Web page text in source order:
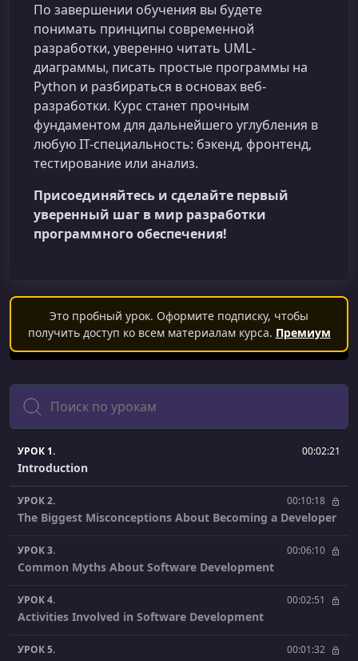
По завершении обучения вы будете
понимать принципы современной
разработки, уверенно читать UML-
диаграммы, писать простые программы на
Python и разбираться в основах веб-
разработки. Курс станет прочным
фундаментом для дальнейшего углубления в
любую IT-специальность: бэкенд, фронтенд,
тестирование или анализ.
Присоединяйтесь и сделайте первый
уверенный шаг в мир разработки
программного обеспечения!
Это пробный урок. Оформите подписку, чтобы
получить доступ ко всем материалам курса. Премиум
Поиск
УРОК 1. 00:02:21
Introduction
УРОК 2. 00:10:18
The Biggest Misconceptions About Becoming a Developer
УРОК 3. 00:06:10
Common Myths About Software Development
УРОК 4. 00:02:51
Activities Involved in Software Development
УРОК 5. 00:01:32